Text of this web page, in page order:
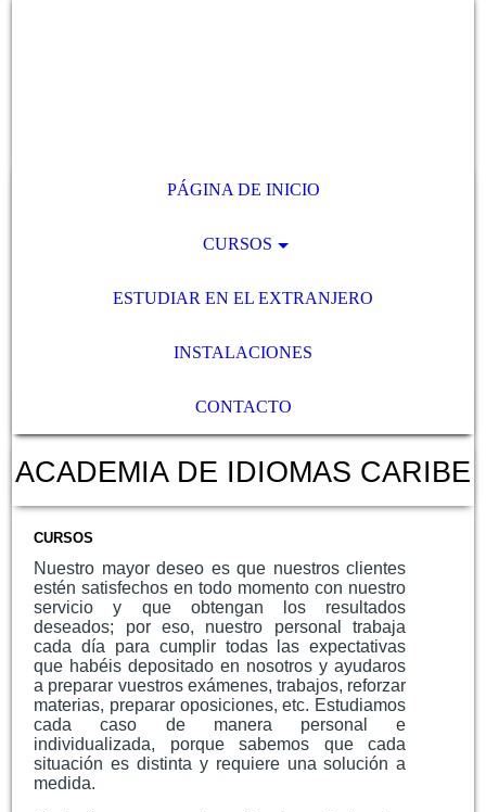
PÁGINA DE INICIO
CURSOS
ESTUDIAR EN EL EXTRANJERO
INSTALACIONES
CONTACTO
ACADEMIA DE IDIOMAS CARIBE
CURSOS
Nuestro mayor deseo es que nuestros clientes
estén satisfechos en todo momento con nuestro
servicio y que obtengan los resultados
deseados; por eso, nuestro personal trabaja
cada día para cumplir todas las expectativas
que habéis depositado en nosotros y ayudaros
a preparar vuestros exámenes, trabajos, reforzar
materias, preparar oposiciones, etc. Estudiamos
cada caso de manera personal e
individualizada, porque sabemos que cada
situación es distinta y requiere una solución a
medida.